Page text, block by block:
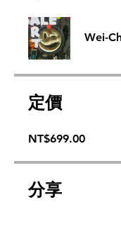
Wei-
定價
NT$699.00
分享